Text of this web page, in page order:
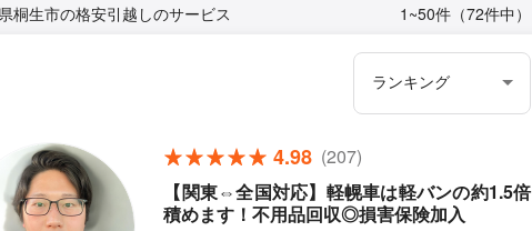
桐生市の格安引越しのサービス 1~50件（72件中）
4.98 (207)
【関東⇔全国対応】軽幌車は軽バンの約1.5倍
積めます！不用品回収◎損害保険加入